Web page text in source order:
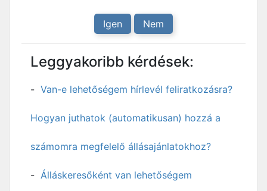
Igen Nem
Leggyakoribb kérdések:
Van-e lehetőségem hírlevél feliratkozásra?
Hogyan juthatok (automatikusan) hozzá a
számomra megfelelő állásajánlatokhoz?
Álláskeresőként van lehetőségem